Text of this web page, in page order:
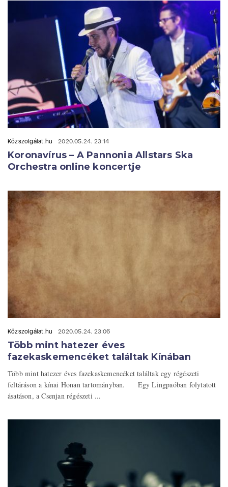
Közszolgálat.hu 2020.05.24. 23:14
Koronavírus – A Pannonia Allstars Ska
Orchestra online koncertje
Közszolgálat.hu 2020.05.24. 23:06
Több mint hatezer éves
fazekaskemencéket találtak Kínában
Több mint hatezer éves fazekaskemencéket találtak egy régészeti
feltáráson a kínai Honan tartományban. Egy Lingpaóban folytatott
ásatáson, a Csenjan régészeti ...